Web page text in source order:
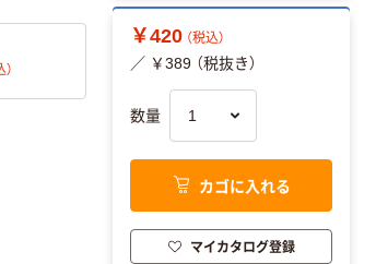
￥420 （税込）
／ ￥389 （税抜き）
数量
カゴに入れる
マイカタログ登録